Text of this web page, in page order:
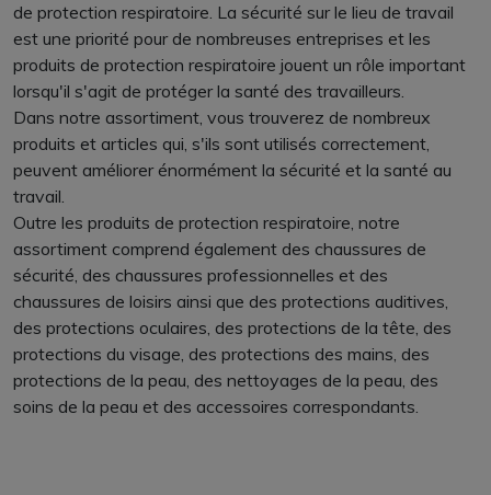
de protection respiratoire. La sécurité sur le lieu de travail
est une priorité pour de nombreuses entreprises et les
produits de protection respiratoire jouent un rôle important
lorsqu'il s'agit de protéger la santé des travailleurs.
Dans notre assortiment, vous trouverez de nombreux
produits et articles qui, s'ils sont utilisés correctement,
peuvent améliorer énormément la sécurité et la santé au
travail.
Outre les produits de protection respiratoire, notre
assortiment comprend également des chaussures de
sécurité, des chaussures professionnelles et des
chaussures de loisirs ainsi que des protections auditives,
des protections oculaires, des protections de la tête, des
protections du visage, des protections des mains, des
protections de la peau, des nettoyages de la peau, des
soins de la peau et des accessoires correspondants.